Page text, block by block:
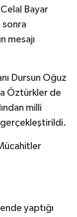
Bayar
sonra
mesajı
Dursun Oğuz
Öztürkler de
milli
gerçekleştirildi.
yaptığı